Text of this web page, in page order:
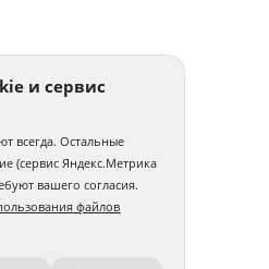
и сервис
всегда. Остальные
(сервис Яндекс.Метрика
вашего согласия.
файлов